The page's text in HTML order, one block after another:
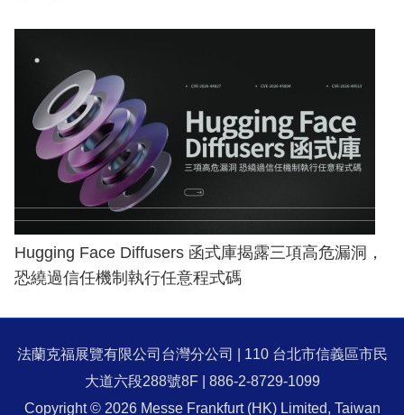
Hugging Face Diffusers 函式庫揭露三項高危漏洞，
恐繞過信任機制執行任意程式碼
法蘭克福展覽有限公司台灣分公司 | 110 台北市信義區市民
大道六段288號8F | 886-2-8729-1099
Copyright © 2026 Messe Frankfurt (HK) Limited, Taiwan